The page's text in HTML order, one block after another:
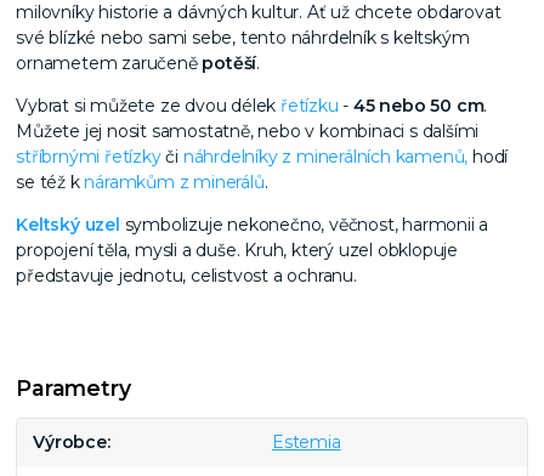
milovníky historie a dávných kultur. Ať už chcete obdarovat
své blízké nebo sami sebe, tento náhrdelník s keltským
ornametem zaručeně potěší.
Vybrat si můžete ze dvou délek řetízku - 45 nebo 50 cm.
Můžete jej nosit samostatně, nebo v kombinaci s dalšími
stříbrnými řetízkyči náhrdelníky z minerálních kamenů, hodí
se též k náramkům z minerálů.
Keltský uzel symbolizuje nekonečno, věčnost, harmonii a
propojení těla, mysli a duše. Kruh, který uzel obklopuje
představuje jednotu, celistvost a ochranu.
Parametry
Výrobce Estemia